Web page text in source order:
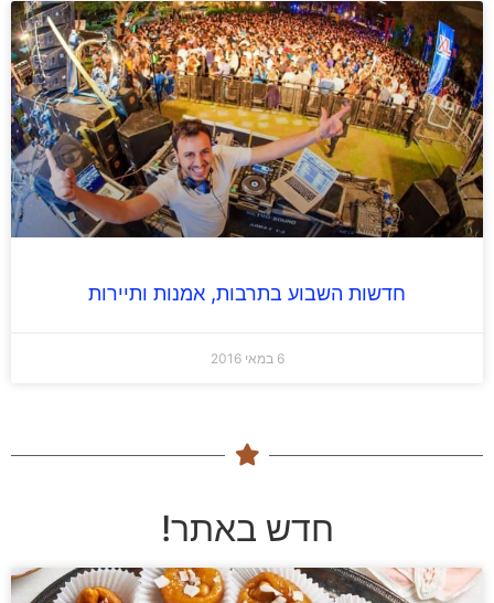
חדשות השבוע בתרבות, אמנות ותיירות
חדש באתר!